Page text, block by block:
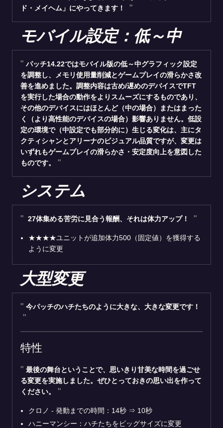
ド・メイヘム」にやってきます！
モバイル設定：低～中
パッチ14.22ではモバイル版の低～中グラフィック設定
を調整し、メモリ使用量削減とゲームプレイの滑らかさ改
善を進めました。調整内容は古め/遅めのデバイスでTFT
を実行した場合の動作をよりスムーズにするものであり、
その他のデバイスにはほとんど（中の場合）またはまった
く（より高性能のデバイスの場合）影響ありません。低設
定の環境で（中設定でも部分的に）生じる変化は、主にタ
クティシャンとアリーナのビジュアル品質ですが、変更は
いずれもゲームプレイの滑らかさ・安定度向上を意図した
ものです。
システム
27体集める苦労に見合う報酬、それは体力アップ！
★★★★ユニットが追加体力500（固定値）を獲得する
ように変更
大型変更
今パッチのハチたちのように大きな、大きな変更です！
特性
最後の舞台ということで、思いきり甘美な時間を過ごせ
る変更を実施しました。ぜひとっておきの思い出を作って
ください。
クロノ - 発動までの時間：14秒 ⇒ 10秒
ハニーマンシー：ハチたちをビッグサイズに変更